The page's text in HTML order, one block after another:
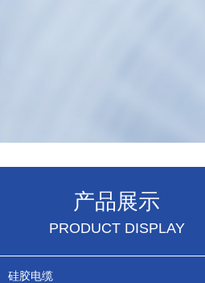
产品展示
PRODUCT DISPLAY
硅胶电缆